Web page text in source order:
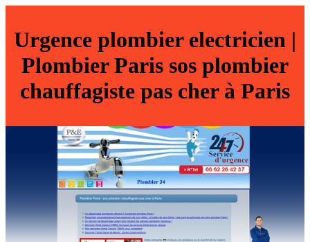
Urgence plombier electricien |
Plombier Paris sos plombier
chauffa­giste pas cher à Paris